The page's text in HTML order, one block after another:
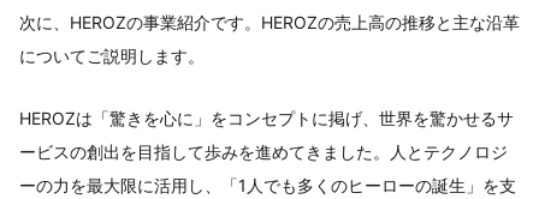
次に、HEROZの事業紹介です。HEROZの売上高の推移と主な沿革
についてご説明します。
HEROZは「驚きを心に」をコンセプトに掲げ、世界を驚かせるサ
ービスの創出を目指して歩みを進めてきました。人とテクノロジ
ーの力を最大限に活用し、「1人でも多くのヒーローの誕生」を支